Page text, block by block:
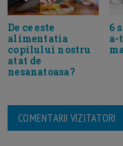
De ce este
alimentatia
copilului nostru
atat de
nesanatoasa?
6
a-
COMENTARII VIZITATORI